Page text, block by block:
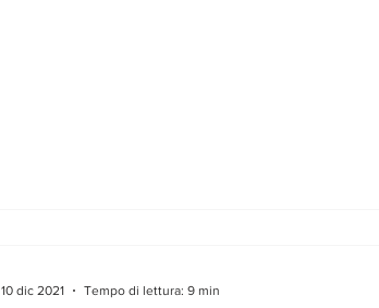
10 dic 2021 Tempo di lettura: 9 min